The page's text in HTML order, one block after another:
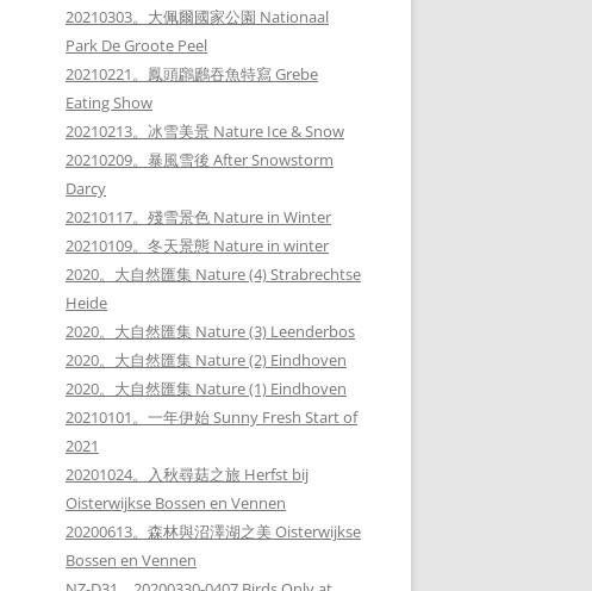
20210303。大佩爾國家公園 Nationaal
Park De Groote Peel
20210221。鳳頭鸊鷉吞魚特寫 Grebe
Eating Show
20210213。冰雪美景 Nature Ice & Snow
20210209。暴風雪後 After Snowstorm
Darcy
20210117。殘雪景色 Nature in Winter
20210109。冬天景態 Nature in winter
2020。大自然匯集 Nature (4) Strabrechtse
Heide
2020。大自然匯集 Nature (3) Leenderbos
2020。大自然匯集 Nature (2) Eindhoven
2020。大自然匯集 Nature (1) Eindhoven
20210101。一年伊始 Sunny Fresh Start of
2021
20201024。入秋尋菇之旅 Herfst bij
Oisterwijkse Bossen en Vennen
20200613。森林與沼澤湖之美 Oisterwijkse
Bossen en Vennen